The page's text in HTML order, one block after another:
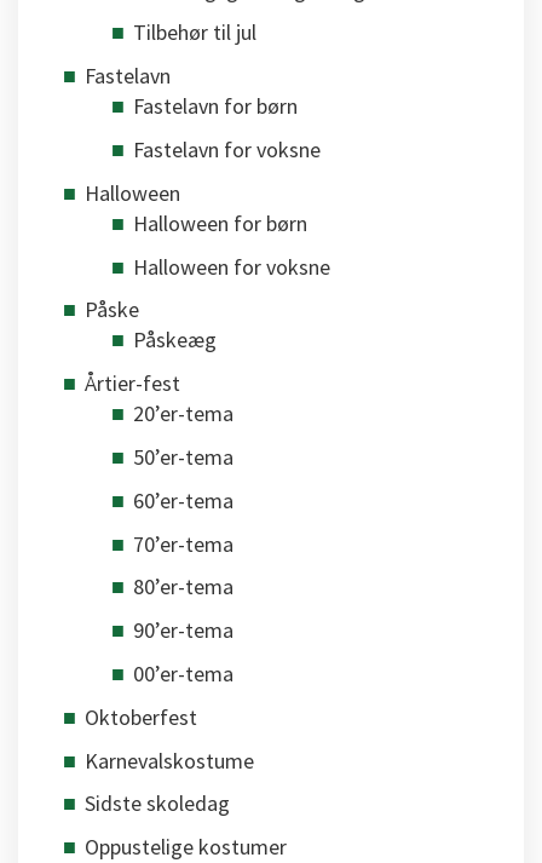
Tilbehør til jul
Fastelavn
Fastelavn for børn
Fastelavn for voksne
Halloween
Halloween for børn
Halloween for voksne
Påske
Påskeæg
Årtier-fest
20’er-tema
50’er-tema
60’er-tema
70’er-tema
80’er-tema
90’er-tema
00’er-tema
Oktoberfest
Karnevalskostume
Sidste skoledag
Oppustelige kostumer